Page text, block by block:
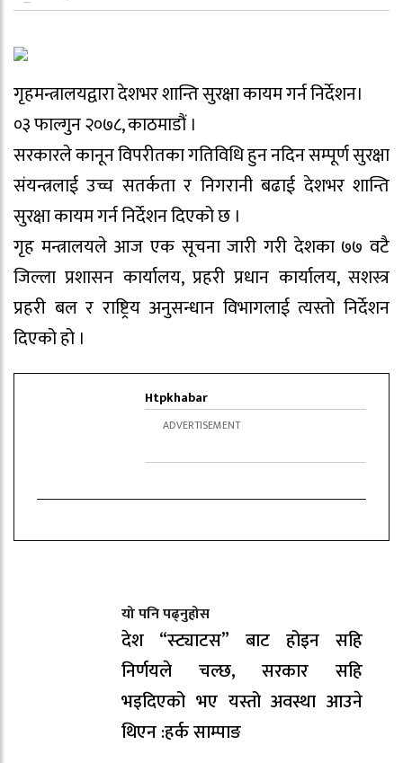
गृहमन्त्रालयद्वारा देशभर शान्ति सुरक्षा कायम गर्न निर्देशन।
०३ फाल्गुन २०७८, काठमाडौं ।
सरकारले कानून विपरीतका गतिविधि हुन नदिन सम्पूर्ण सुरक्षा
संयन्त्रलाई उच्च सतर्कता र निगरानी बढाई देशभर शान्ति
सुरक्षा कायम गर्न निर्देशन दिएको छ ।
गृह मन्त्रालयले आज एक सूचना जारी गरी देशका ७७ वटै
जिल्ला प्रशासन कार्यालय, प्रहरी प्रधान कार्यालय, सशस्त्र
प्रहरी बल र राष्ट्रिय अनुसन्धान विभागलाई त्यस्तो निर्देशन
दिएको हो ।
Htpkhabar
यो पनि पढ्नुहोस
देश “स्ट्याटस” बाट होइन सहि
निर्णयले चल्छ, सरकार सहि
भइदिएको भए यस्तो अवस्था आउने
थिएन :हर्क साम्पाङ